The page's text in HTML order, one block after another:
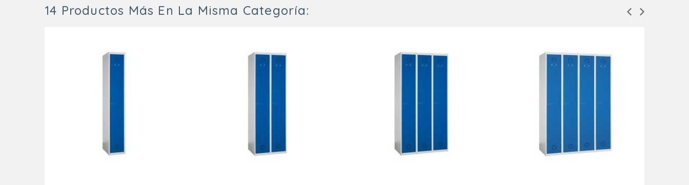
14 Productos Más En La Misma Categoría: